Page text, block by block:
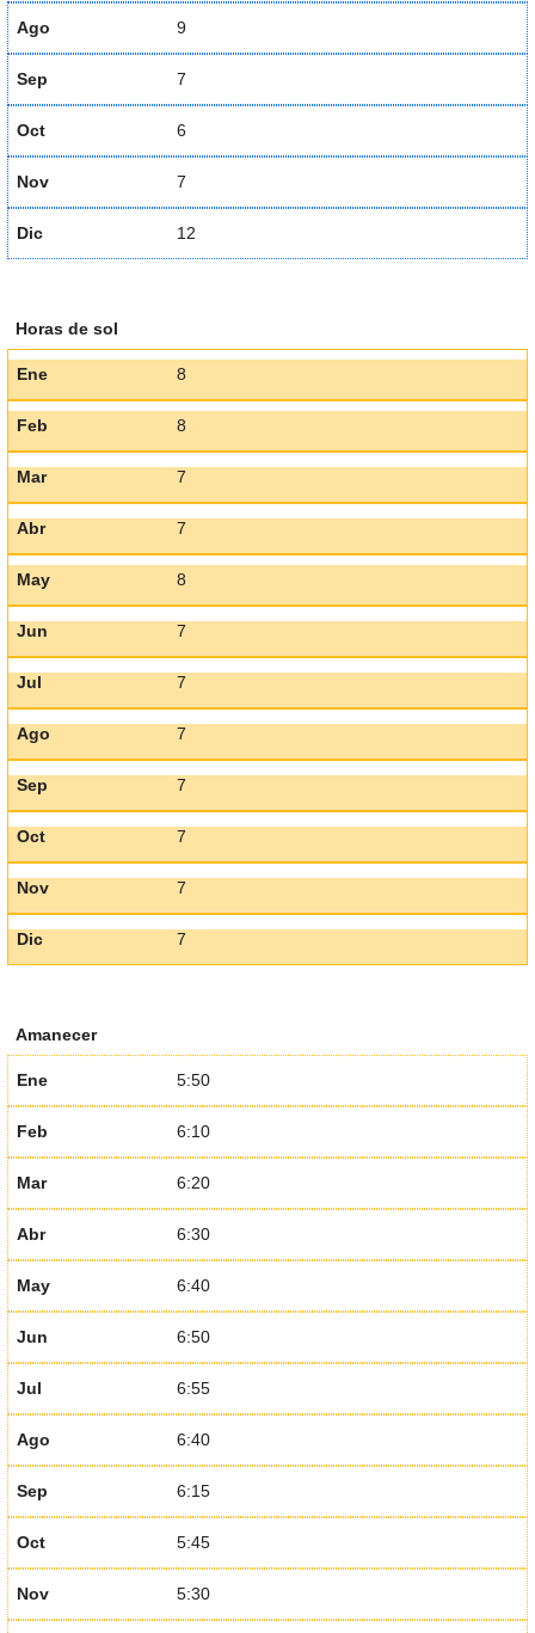
Ago 9
Sep 7
Oct 6
Nov 7
Dic 12
Horas de sol
Ene 8
Feb 8
Mar 7
Abr 7
May 8
Jun 7
Jul 7
Ago 7
Sep 7
Oct 7
Nov 7
Dic 7
Amanecer
Ene 5:50
Feb 6:10
Mar 6:20
Abr 6:30
May 6:40
Jun 6:50
Jul 6:55
Ago 6:40
Sep 6:15
Oct 5:45
Nov 5:30